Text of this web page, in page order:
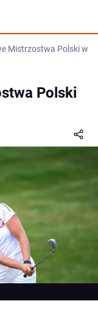
Mistrzostwa Polski w
Polski